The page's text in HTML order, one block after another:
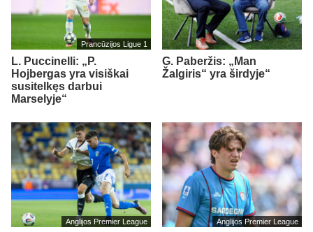
Prancūzijos Ligue 1
L. Puccinelli: „P.
Hojbergas yra visiškai
susitelkęs darbui
Marselyje“
G. Paberžis: „Man
Žalgiris“ yra širdyje“
Anglijos Premier League Anglijos Premier League